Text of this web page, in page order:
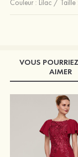
Couleur : Lilac / Taille
VOUS
AIMER